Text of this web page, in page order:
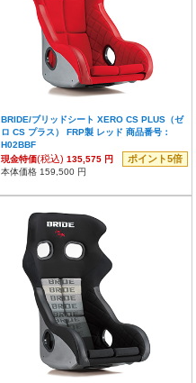
BRIDE/ブリッドシート XERO CS PLUS（ゼ
ロ CS プラス） FRP製 レッド 商品番号：
H02BBF
現金特価(税込) 135,575 円 ポイント5倍
本体価格 159,500 円